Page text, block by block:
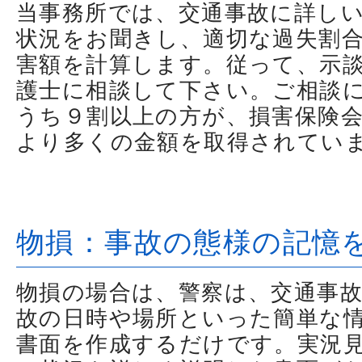
当事務所では、交通事故に詳し
状況をお聞きし、適切な過失割
害額を計算します。従って、示
護士に相談して下さい。ご相談
うち９割以上の方が、損害保険
より多くの金額を取得されてい
物損：事故の態様の記憶
物損の場合は、警察は、交通事
故の日時や場所といった簡単な
書面を作成するだけです。実況